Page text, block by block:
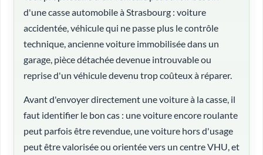
d'une casse automobile à Strasbourg : voiture
accidentée, véhicule qui ne passe plus le contrôle
technique, ancienne voiture immobilisée dans un
garage, pièce détachée devenue introuvable ou
reprise d'un véhicule devenu trop coûteux à réparer.
Avant d'envoyer directement une voiture à la casse, il
faut identifier le bon cas : une voiture encore roulante
peut parfois être revendue, une voiture hors d'usage
peut être valorisée ou orientée vers un centre VHU, et